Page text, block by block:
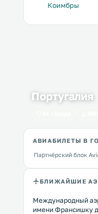
Коимбры
Португалия
АВИАБИЛЕТЫ В
Партнёрский блок
БЛИЖАЙШИЕ
Международный
имени Франсишку